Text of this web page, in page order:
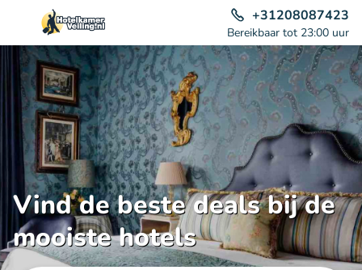
+31208087423
Bereikbaar tot 23:00 uur
Vind de beste deals bij de
mooiste hotels